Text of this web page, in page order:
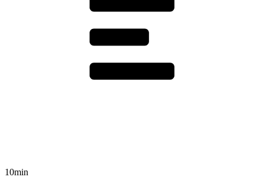
10min